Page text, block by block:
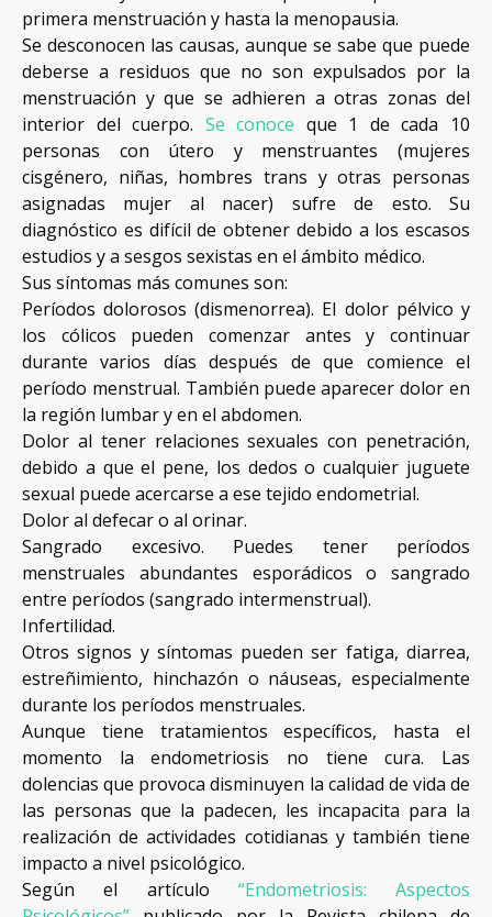
primera menstruación y hasta la menopausia.
Se desconocen las causas, aunque se sabe que puede
deberse a residuos que no son expulsados por la
menstruación y que se adhieren a otras zonas del
interior del cuerpo. Se conoce que 1 de cada 10
personas con útero y menstruantes (mujeres
cisgénero, niñas, hombres trans y otras personas
asignadas mujer al nacer) sufre de esto. Su
diagnóstico es difícil de obtener debido a los escasos
estudios y a sesgos sexistas en el ámbito médico.
Sus síntomas más comunes son:
Períodos dolorosos (dismenorrea). El dolor pélvico y
los cólicos pueden comenzar antes y continuar
durante varios días después de que comience el
período menstrual. También puede aparecer dolor en
la región lumbar y en el abdomen.
Dolor al tener relaciones sexuales con penetración,
debido a que el pene, los dedos o cualquier juguete
sexual puede acercarse a ese tejido endometrial.
Dolor al defecar o al orinar.
Sangrado excesivo. Puedes tener períodos
menstruales abundantes esporádicos o sangrado
entre períodos (sangrado intermenstrual).
Infertilidad.
Otros signos y síntomas pueden ser fatiga, diarrea,
estreñimiento, hinchazón o náuseas, especialmente
durante los períodos menstruales.
Aunque tiene tratamientos específicos, hasta el
momento la endometriosis no tiene cura. Las
dolencias que provoca disminuyen la calidad de vida de
las personas que la padecen, les incapacita para la
realización de actividades cotidianas y también tiene
impacto a nivel psicológico.
Según el artículo “Endometriosis: Aspectos